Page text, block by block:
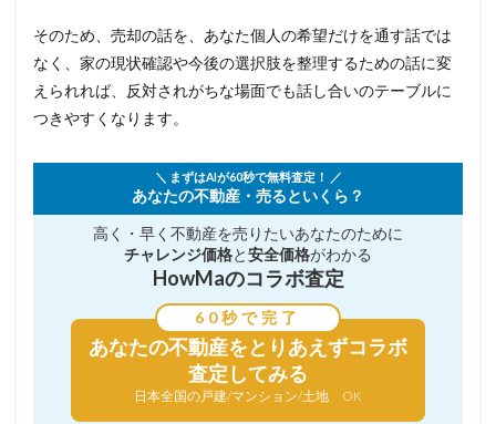
そのため、売却の話を、あなた個人の希望だけを通す話では
なく、家の現状確認や今後の選択肢を整理するための話に変
えられれば、反対されがちな場面でも話し合いのテーブルに
つきやすくなります。
＼ まずはAIが60秒で無料査定！ ／
あなたの不動産・売るといくら？
高く・早く不動産を売りたいあなたのために
チャレンジ価格と安全価格がわかる
HowMaのコラボ査定
60秒で完了
あなたの不動産をとりあえずコラボ
査定してみる
日本全国の戸建/マンション/土地 OK